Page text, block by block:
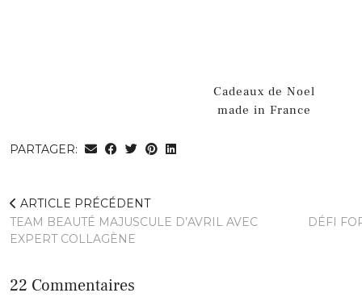
Cadeaux de Noel
made in France
PARTAGER:
ARTICLE PRÉCÉDENT
TEAM BEAUTÉ MAJUSCULE D’AVRIL AVEC
EXPERT COLLAGÈNE
DÉFI
22 Commentaires